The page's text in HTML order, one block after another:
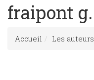
fraipont g.
Accueil Les auteurs